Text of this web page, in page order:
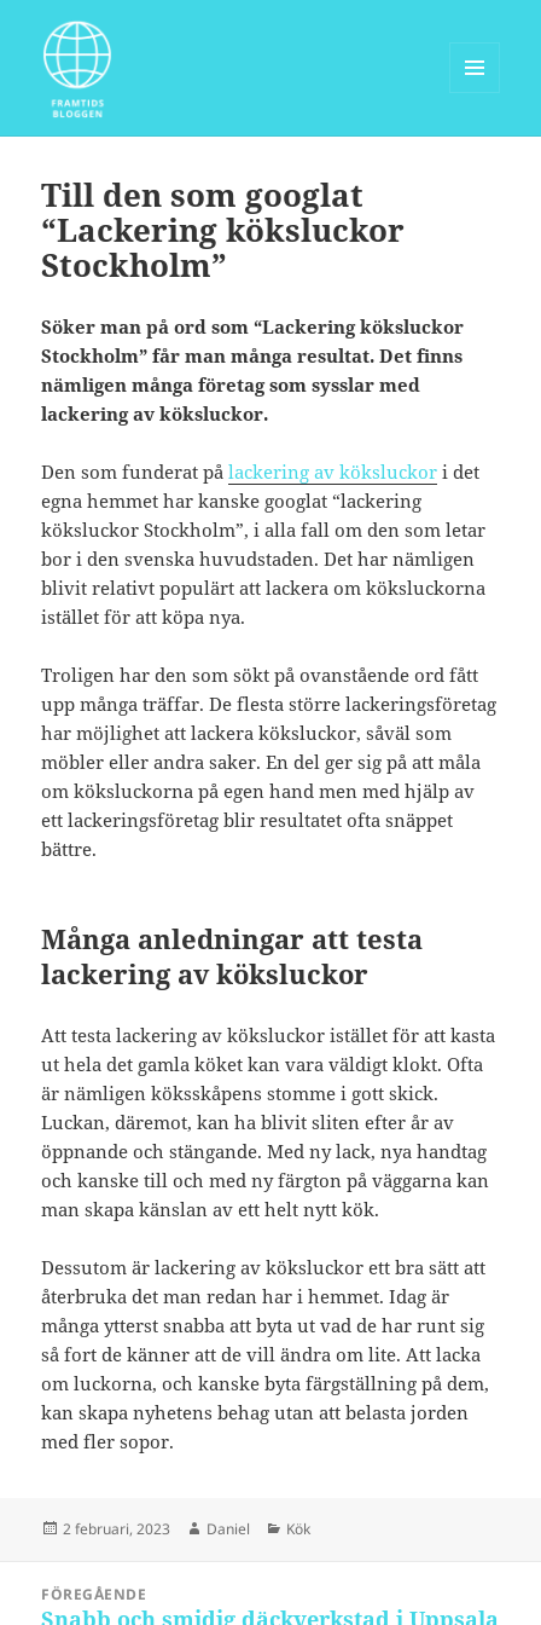
WIDGETS
Till den som googlat
“Lackering köksluckor
Stockholm”
Söker man på ord som “Lackering köksluckor
Stockholm” får man många resultat. Det finns
nämligen många företag som sysslar med
lackering av köksluckor.
Den som funderat pålackering av köksluckor i det
egna hemmet har kanske googlat “lackering
köksluckor Stockholm”, i alla fall om den som letar
bor i den svenska huvudstaden. Det har nämligen
blivit relativt populärt att lackera om köksluckorna
istället för att köpa nya.
Troligen har den som sökt på ovanstående ord fått
upp många träffar. De flesta större lackeringsföretag
har möjlighet att lackera köksluckor, såväl som
möbler eller andra saker. En del ger sig på att måla
om köksluckorna på egen hand men med hjälp av
ett lackeringsföretag blir resultatet ofta snäppet
bättre.
Många anledningar att testa
lackering av köksluckor
Att testa lackering av köksluckor istället för att kasta
ut hela det gamla köket kan vara väldigt klokt. Ofta
är nämligen köksskåpens stomme i gott skick.
Luckan, däremot, kan ha blivit sliten efter år av
öppnande och stängande. Med ny lack, nya handtag
och kanske till och med ny färgton på väggarna kan
man skapa känslan av ett helt nytt kök.
Dessutom är lackering av köksluckor ett bra sätt att
återbruka det man redan har i hemmet. Idag är
många ytterst snabba att byta ut vad de har runt sig
så fort de känner att de vill ändra om lite. Att lacka
om luckorna, och kanske byta färgställning på dem,
kan skapa nyhetens behag utan att belasta jorden
med fler sopor.
Postat
2 februari, 2023 Författare
Daniel Kategorier
Kök
FÖREGÅENDE
Föregående
Snabb och smidig däckverkstad i Uppsala